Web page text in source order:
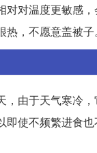
对温度更敏感
，不愿意盖被
由于天气寒冷
使不频繁进食